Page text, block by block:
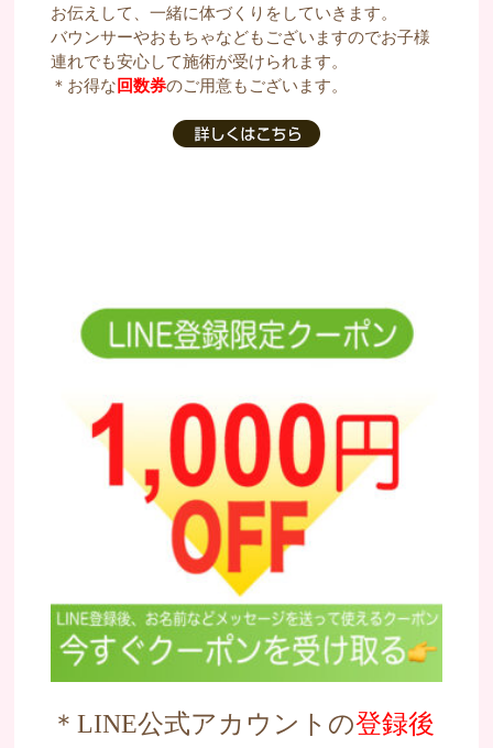
お伝えして、一緒に体づくりをしていきます。
バウンサーやおもちゃなどもございますのでお子様
連れでも安心して施術が受けられます。
＊お得な 回数券のご用意もございます。
＊LINE公式アカウントの登録後